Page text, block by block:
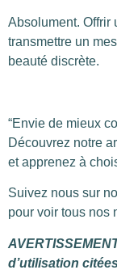
Absolument. Offrir
transmettre un
beauté discrète.
“Envie de mieux
Découvrez notre
et apprenez à
Suivez nous sur
pour voir tous
d’utilisation